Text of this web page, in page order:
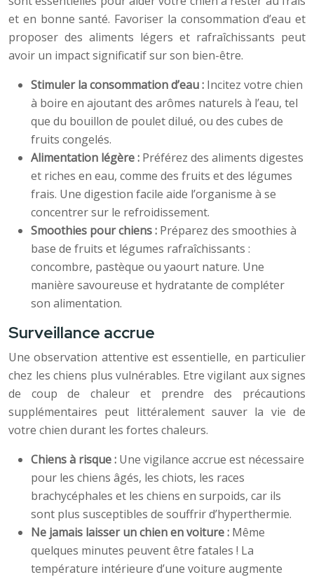
et en bonne santé. Favoriser la consommation d’eau et
proposer des aliments légers et rafraîchissants peut
avoir un impact significatif sur son bien-être.
Stimuler la consommation d’eau : Incitez votre chien
à boire en ajoutant des arômes naturels à l’eau, tel
que du bouillon de poulet dilué, ou des cubes de
fruits congelés.
Alimentation légère : Préférez des aliments digestes
et riches en eau, comme des fruits et des légumes
frais. Une digestion facile aide l’organisme à se
concentrer sur le refroidissement.
Smoothies pour chiens : Préparez des smoothies à
base de fruits et légumes rafraîchissants :
concombre, pastèque ou yaourt nature. Une
manière savoureuse et hydratante de compléter
son alimentation.
Surveillance accrue
Une observation attentive est essentielle, en particulier
chez les chiens plus vulnérables. Etre vigilant aux signes
de coup de chaleur et prendre des précautions
supplémentaires peut littéralement sauver la vie de
votre chien durant les fortes chaleurs.
Chiens à risque : Une vigilance accrue est nécessaire
pour les chiens âgés, les chiots, les races
brachycéphales et les chiens en surpoids, car ils
sont plus susceptibles de souffrir d’hyperthermie.
Ne jamais laisser un chien en voiture : Même
quelques minutes peuvent être fatales ! La
température intérieure d’une voiture augmente